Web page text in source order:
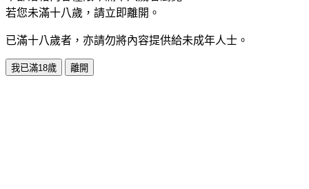
若您未滿十八歲，請立即離開。
已滿十八歲者，亦請勿將內容提供給未成年人士。
我已滿18歲 離開